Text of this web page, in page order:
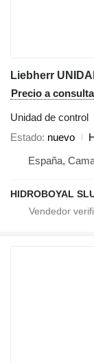
Precio a
Unidad de control
Estado nuevo
España,
HIDROBOYAL